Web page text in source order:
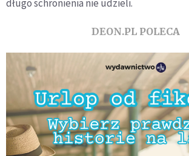
długo schronienia nie udzieli.
DEON.PL POLECA